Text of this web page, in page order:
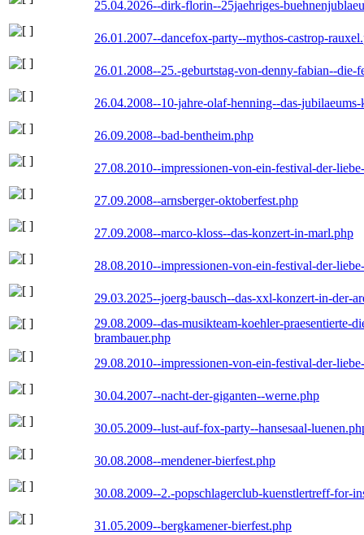
25.04.2026--dirk-florin--25jaehriges-
26.01.2007--dancefox-party--mythos-castrop-
26.01.2008--25.-geburtstag-von-denny-fabian--die-
26.04.2008--10-jahre-olaf-henning--das-
26.09.2008--bad-bentheim.php
27.08.2010--impressionen-von-ein-festival-der-
27.09.2008--arnsberger-oktoberfest.php
27.09.2008--marco-kloss--das-konzert-in-marl.php
28.08.2010--impressionen-von-ein-festival-der-
29.03.2025--joerg-bausch--das-xxl-konzert-in-der-
29.08.2009--das-musikteam-koehler-praesentierte-
brambauer.php
29.08.2010--impressionen-von-ein-festival-der-
30.04.2007--nacht-der-giganten--werne.php
30.05.2009--lust-auf-fox-party--hansesaal-
30.08.2008--mendener-bierfest.php
30.08.2009--2.-popschlagerclub-kuenstlertreff-for-
31.05.2009--bergkamener-bierfest.php